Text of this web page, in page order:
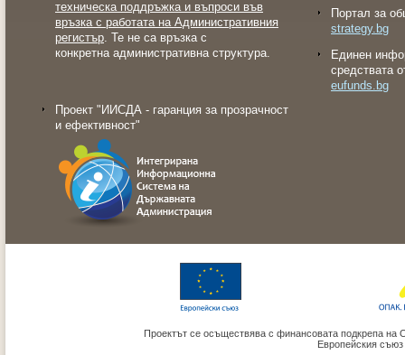
техническа поддръжка и въпроси във
връзка с работата на Административния
регистър. Те не са връзка с
конкретна административна структура.
Проект "ИИСДА - гаранция за прозрачност
и ефективност"
Портал за
strategy.bg
Eдинен
средствата
eufunds.bg
Проектът се осъществява с финансовата подкрепа на
Европейския